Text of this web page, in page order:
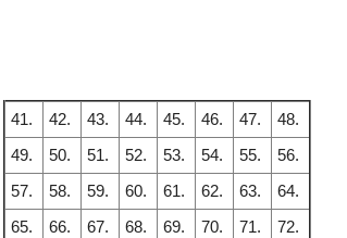
41. 42. 43. 44. 45. 46. 47.
48.
49.
50. 51. 52. 53. 54. 55.
56.
57.
58. 59. 60. 61. 62. 63.
64.
65.
66. 67. 68. 69. 70. 71.
72.